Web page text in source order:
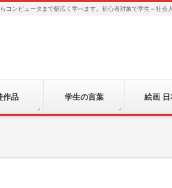
ンピュータまで幅広く学べます。初心者対象で学生～社会
作品 学生の言葉 絵画 日